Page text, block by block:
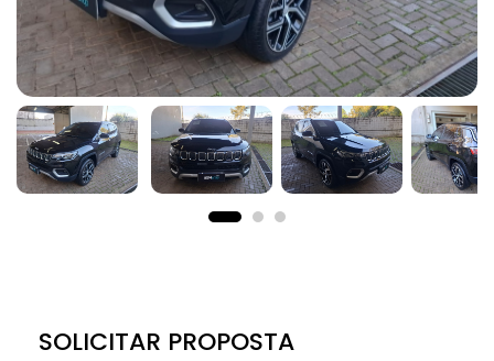
SOLICITAR PROPOSTA